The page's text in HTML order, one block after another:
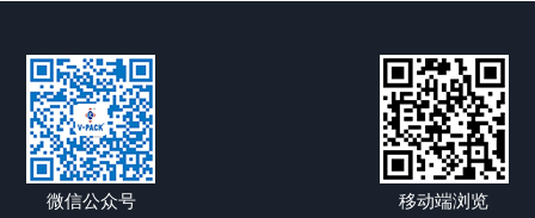
微信公众号 移动端浏览